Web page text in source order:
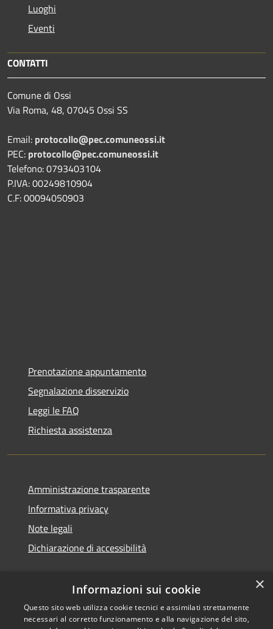
Luoghi
Eventi
CONTATTI
Comune di Ossi
Via Roma, 48, 07045 Ossi SS
Email: protocollo@pec.comuneossi.it
PEC: protocollo@pec.comuneossi.it
Telefono: 0793403104
P.IVA: 00249810904
C.F: 00094050903
Prenotazione appuntamento
Segnalazione disservizio
Leggi le FAQ
Richiesta assistenza
Amministrazione trasparente
Informativa privacy
Note legali
Dichiarazione di accessibilità
×
Informazioni sui cookie
Questo sito web utilizza cookie tecnici e assimilati strettamente
necessari al corretto funzionamento e alla navigazione del sito,